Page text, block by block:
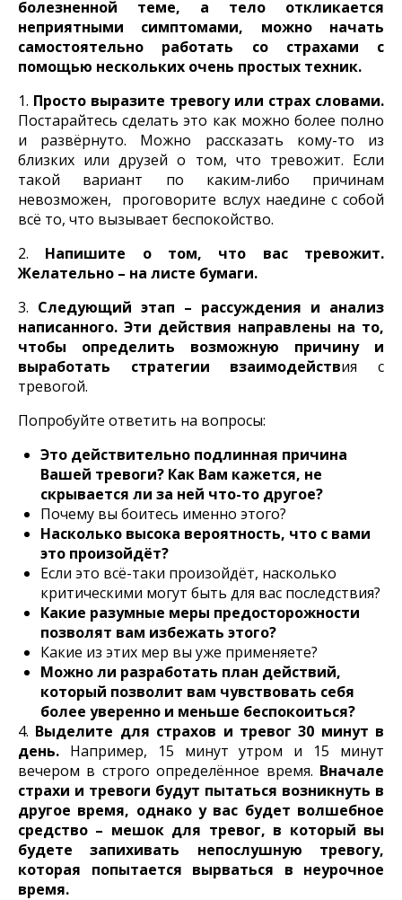
болезненной теме, а тело откликается
неприятными симптомами, можно начать
самостоятельно работать со страхами с
помощью нескольких очень простых техник.
1. Просто выразите тревогу или страх словами.
Постарайтесь сделать это как можно более полно
и развёрнуто. Можно рассказать кому-то из
близких или друзей о том, что тревожит. Если
такой вариант по каким-либо причинам
невозможен, проговорите вслух наедине с собой
всё то, что вызывает беспокойство.
2. Напишите о том, что вас тревожит.
Желательно – на листе бумаги.
3. Следующий этап – рассуждения и анализ
написанного. Эти действия направлены на то,
чтобы определить возможную причину и
выработать стратегии взаимодействия с
тревогой.
Попробуйте ответить на вопросы:
Это действительно подлинная причина
Вашей тревоги? Как Вам кажется, не
скрывается ли за ней что-то другое?
Почему вы боитесь именно этого?
Насколько высока вероятность, что с вами
это произойдёт?
Если это всё-таки произойдёт, насколько
критическими могут быть для вас последствия?
Какие разумные меры предосторожности
позволят вам избежать этого?
Какие из этих мер вы уже применяете?
Можно ли разработать план действий,
который позволит вам чувствовать себя
более уверенно и меньше беспокоиться?
4. Выделите для страхов и тревог 30 минут в
день. Например, 15 минут утром и 15 минут
вечером в строго определённое время. Вначале
страхи и тревоги будут пытаться возникнуть в
другое время, однако у вас будет волшебное
средство – мешок для тревог, в который вы
будете запихивать непослушную тревогу,
которая попытается вырваться в неурочное
время.